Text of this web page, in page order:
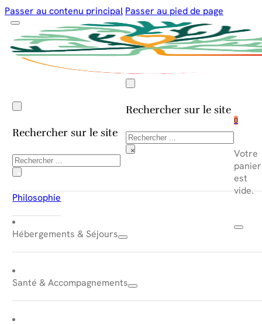
Passer au contenu principal Passer au pied de page
Rechercher sur le site
Rechercher
×
0
Votre
panier
est
vide.
Rechercher sur le site
Rechercher
×
Philosophie
Hébergements & Séjours
Santé & Accompagnements